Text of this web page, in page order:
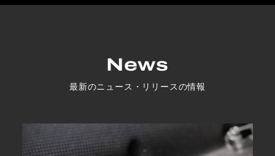
News
最新のニュース・リリースの情報